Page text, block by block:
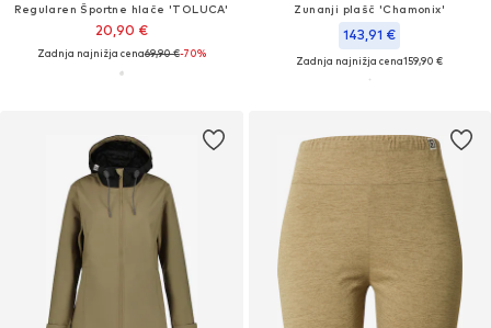
Regularen Športne hlače 'TOLUCA'
20,90 €
Zadnja najnižja cena69,90 €-70%
Zunanji plašč 'Chamonix'
143,91 €
Zadnja najnižja cena159,90 €